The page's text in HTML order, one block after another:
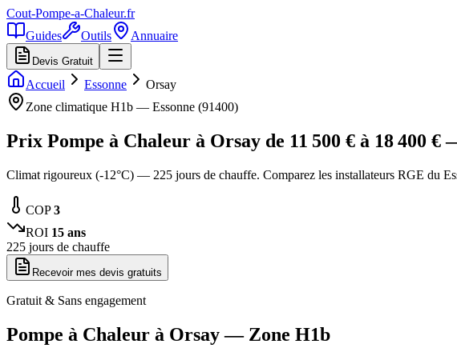
Cout-Pompe-a-Chaleur.fr
Guides
Outils Annuaire
Devis Gratuit
Accueil Essonne
Orsay
Zone climatique H1b — Essonne (91400)
Prix Pompe à Chaleur à Orsay de 11 500 € à 18 400 €
Climat rigoureux (-12°C) — 225 jours de chauffe. Comparez les installateurs RGE du
COP3
ROI 15 ans
225 jours de chauffe
Recevoir mes devis gratuits
Gratuit & Sans engagement
Pompe à Chaleur à Orsay— Zone H1b